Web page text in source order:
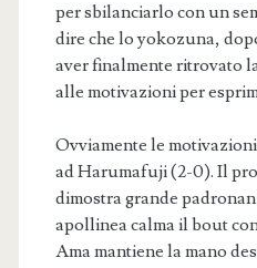
per sbilanciarlo con un
dire che lo yokozuna,
aver finalmente ritrovato
alle motivazioni per
Ovviamente le
ad Harumafuji (2-0). Il
dimostra grande
apollinea calma il bout
Ama mantiene la mano